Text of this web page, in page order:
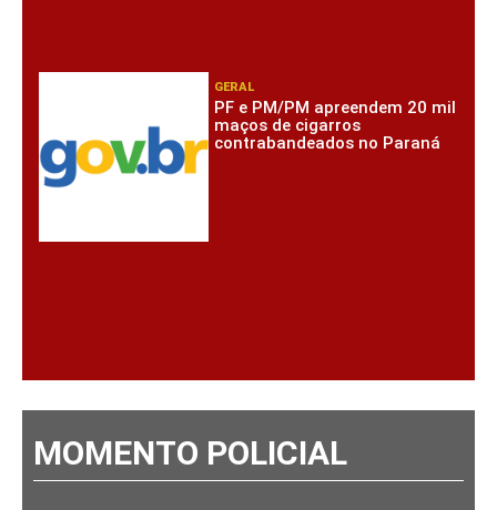
GERAL
PF e PM/PM apreendem 20 mil
maços de cigarros
contrabandeados no Paraná
MOMENTO POLICIAL